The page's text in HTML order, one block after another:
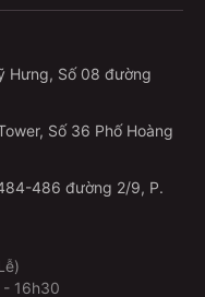
Hưng, Số 08 đường
Số 36 Phố Hoàng
486 đường 2/9, P.
- 16h30